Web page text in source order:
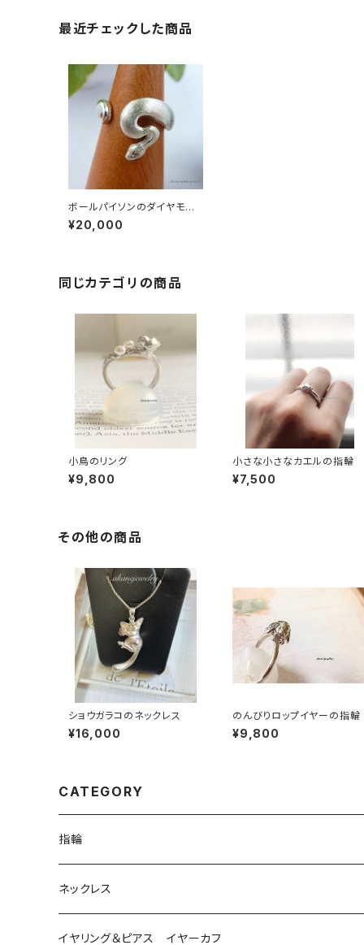
最近チェックした商品
ボールパイソンのダイヤモン
ドリング 17号まで
¥20,000
同じカテゴリの商品
小鳥のリング
¥9,800
小さな小さなカエルの指輪
¥7,500
その他の商品
ショウガラコのネックレス
¥16,000
のんびりロップイヤーの指輪
¥9,800
CATEGORY
指輪
は虫類
ダイヤモンド
猫
ネックレス
は虫類
イヤリング＆ピアス イヤーカフ